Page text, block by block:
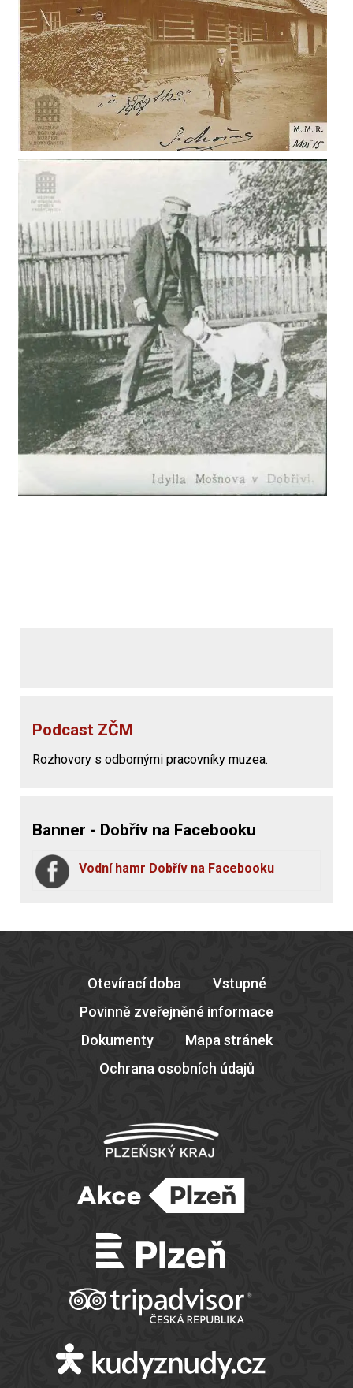
Podcast ZČM
Rozhovory s odbornými pracovníky muzea.
Banner - Dobřív na Facebooku
Vodní hamr Dobřív na Facebooku
Otevírací doba
Vstupné
Povinně zveřejněné informace
Dokumenty
Mapa stránek
Ochrana osobních údajů